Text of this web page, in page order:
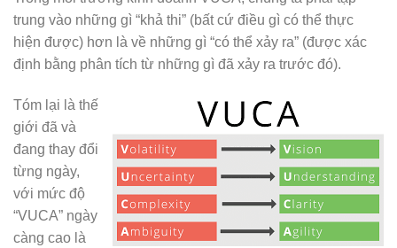
trung vào những gì “khả thi” (bất cứ điều gì có thể thực
hiện được) hơn là về những gì “có thể xảy ra” (được xác
định bằng phân tích từ những gì đã xảy ra trước đó).
Tóm lại là thế
giới đã và
đang thay đổi
từng ngày,
với mức độ
“VUCA” ngày
càng cao là